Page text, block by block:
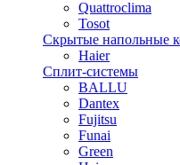
Quattroclima
Tosot
Скрытые напольные
Haier
Сплит-системы
BALLU
Dantex
Fujitsu
Funai
Green